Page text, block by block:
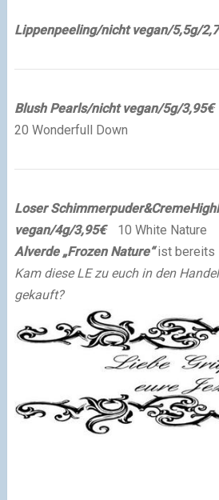
Lippenpeeling/nicht vegan/5,5g/
Blush Pearls/nicht vegan/5g/3,95€·
20 Wonderfull Down
Loser
vegan/4g/3,95€·
10 White Nature
Alverde „Frozen Nature“ist bereits
Kam diese LE zu euch in den
gekauft?